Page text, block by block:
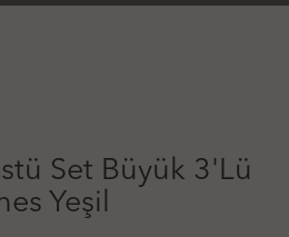
Set Büyük 3'Lü
Yeşil